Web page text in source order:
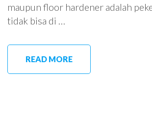
maupun floor hardener adalah
tidak bisa di …
READ MORE